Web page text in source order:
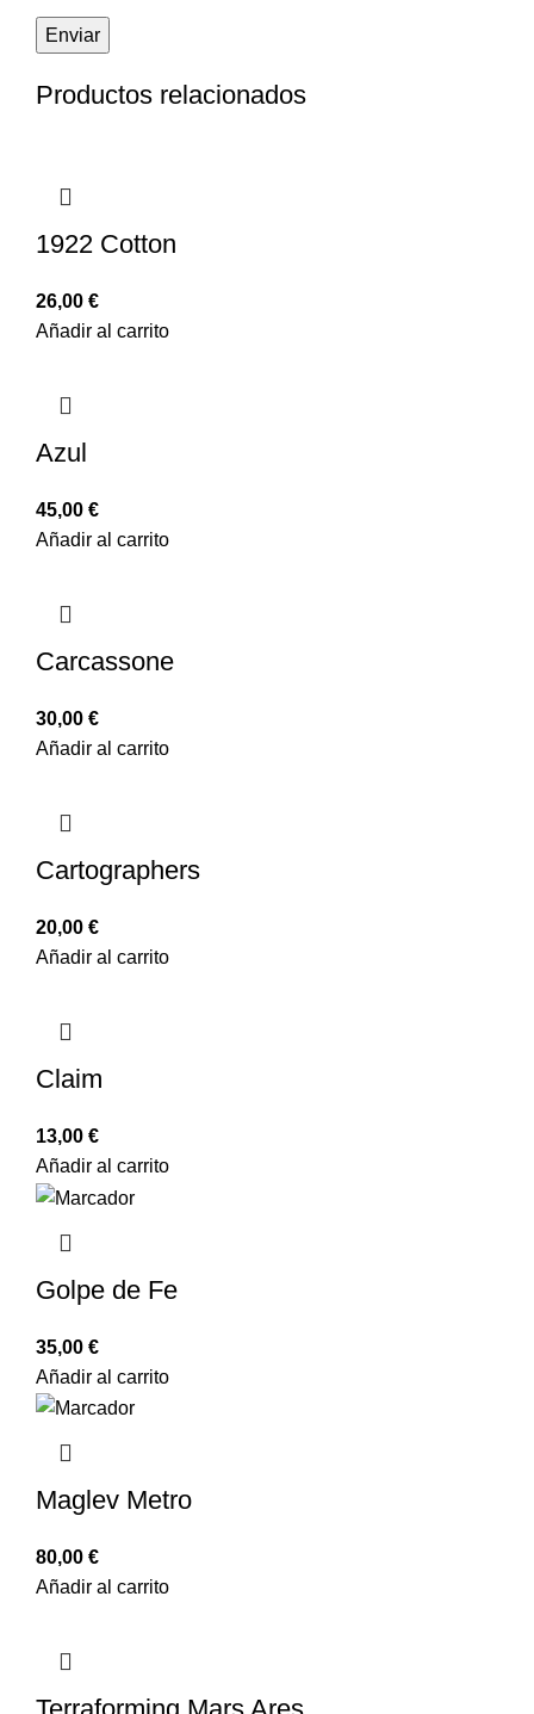
Productos relacionados
1922 Cotton
26,00 €
Añadir al carrito
Azul
45,00 €
Añadir al carrito
Carcassone
30,00 €
Añadir al carrito
Cartographers
20,00 €
Añadir al carrito
Claim
13,00 €
Añadir al carrito
Golpe de Fe
35,00 €
Añadir al carrito
Maglev Metro
80,00 €
Añadir al carrito